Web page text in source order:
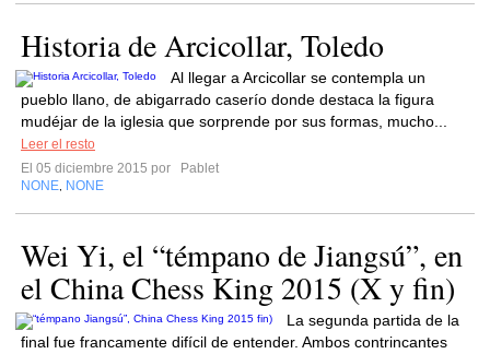
Historia de Arcicollar, Toledo
Al llegar a Arcicollar se contempla un
pueblo llano, de abigarrado caserío donde destaca la figura
mudéjar de la iglesia que sorprende por sus formas, mucho...
Leer el resto
El 05 diciembre 2015 por
Pablet
NONE NONE
Wei Yi, el “témpano de Jiangsú”, en
el China Chess King 2015 (X y fin)
La segunda partida de la
final fue francamente difícil de entender. Ambos contrincantes